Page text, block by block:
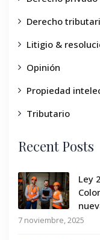
Derecho
Litigio &
Opinión
Propiedad
Tributario
Recent Posts
Ley
7 noviembre, 2025